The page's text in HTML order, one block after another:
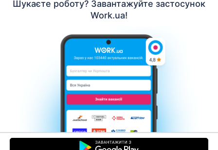
Шукаєте роботу? Завантажуйте застосунок
Work.ua!
Контакти Про нас
Кар’єра
Допомога Умови використання